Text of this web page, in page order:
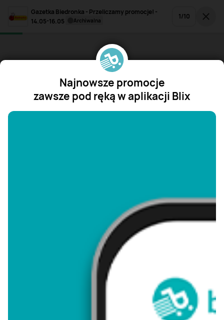
Gazetka Biedronka - Przeliczamy promocje! -
14.05-16.05
archiwalna 1/10
Najnowsze promocje
zawsze pod ręką w aplikacji Blix
"/>